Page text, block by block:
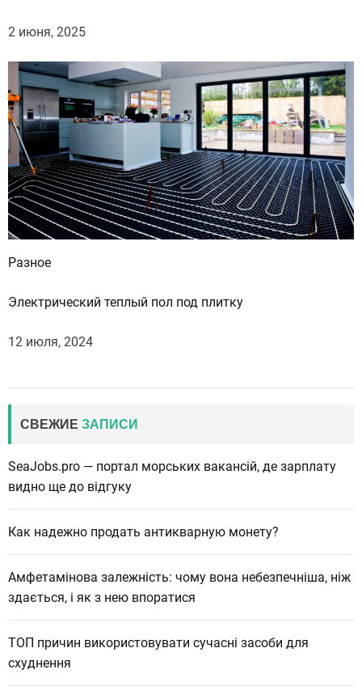
2 июня, 2025
Разное
Электрический теплый пол под плитку
12 июля, 2024
СВЕЖИЕ ЗАПИСИ
SeaJobs.pro — портал морських вакансій, де зарплату
видно ще до відгуку
Как надежно продать антикварную монету?
Амфетамінова залежність: чому вона небезпечніша, ніж
здається, і як з нею впоратися
ТОП причин використовувати сучасні засоби для
схуднення